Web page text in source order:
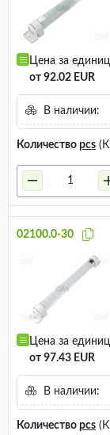
Цена за
от 92.02 EUR
В наличии:
Количество pcs
02100.0-30
Цена за
от 97.43 EUR
В наличии:
Количество pcs